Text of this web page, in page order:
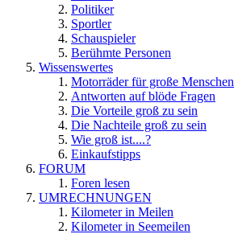
Politiker
Sportler
Schauspieler
Berühmte Personen
Wissenswertes
Motorräder für große Menschen
Antworten auf blöde Fragen
Die Vorteile groß zu sein
Die Nachteile groß zu sein
Wie groß ist....?
Einkaufstipps
FORUM
Foren lesen
UMRECHNUNGEN
Kilometer in Meilen
Kilometer in Seemeilen